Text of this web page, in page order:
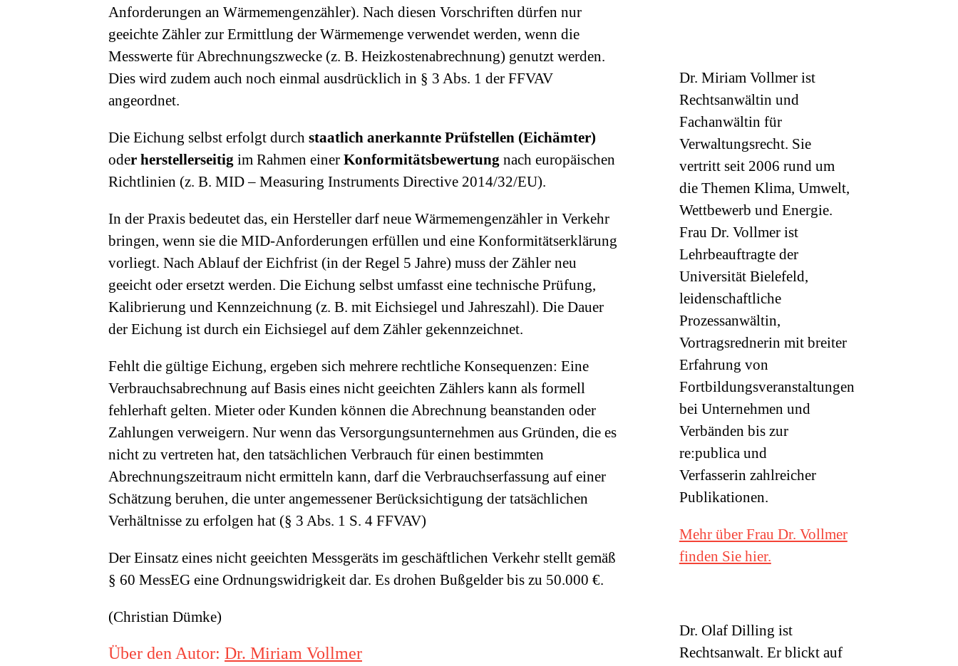
Anforderungen an Wärmemengenzähler). Nach diesen Vorschriften dürfen nur
geeichte Zähler zur Ermittlung der Wärmemenge verwendet werden, wenn die
Messwerte für Abrechnungszwecke (z. B. Heizkostenabrechnung) genutzt werden.
Dies wird zudem auch noch einmal ausdrücklich in § 3 Abs. 1 der FFVAV
angeordnet.
Die Eichung selbst erfolgt durch staatlich anerkannte Prüfstellen (Eichämter)
oder herstellerseitig im Rahmen einer Konformitätsbewertung nach europäischen
Richtlinien (z. B. MID – Measuring Instruments Directive 2014/32/EU).
In der Praxis bedeutet das, ein Hersteller darf neue Wärmemengenzähler in Verkehr
bringen, wenn sie die MID-Anforderungen erfüllen und eine Konformitätserklärung
vorliegt. Nach Ablauf der Eichfrist (in der Regel 5 Jahre) muss der Zähler neu
geeicht oder ersetzt werden. Die Eichung selbst umfasst eine technische Prüfung,
Kalibrierung und Kennzeichnung (z. B. mit Eichsiegel und Jahreszahl). Die Dauer
der Eichung ist durch ein Eichsiegel auf dem Zähler gekennzeichnet.
Fehlt die gültige Eichung, ergeben sich mehrere rechtliche Konsequenzen: Eine
Verbrauchsabrechnung auf Basis eines nicht geeichten Zählers kann als formell
fehlerhaft gelten. Mieter oder Kunden können die Abrechnung beanstanden oder
Zahlungen verweigern. Nur wenn das Versorgungsunternehmen aus Gründen, die es
nicht zu vertreten hat, den tatsächlichen Verbrauch für einen bestimmten
Abrechnungszeitraum nicht ermitteln kann, darf die Verbrauchserfassung auf einer
Schätzung beruhen, die unter angemessener Berücksichtigung der tatsächlichen
Verhältnisse zu erfolgen hat (§ 3 Abs. 1 S. 4 FFVAV)
Der Einsatz eines nicht geeichten Messgeräts im geschäftlichen Verkehr stellt gemäß
§ 60 MessEG eine Ordnungswidrigkeit dar. Es drohen Bußgelder bis zu 50.000 €.
(Christian Dümke)
Über den Autor: Dr. Miriam Vollmer
Dr. Miriam Vollmer ist
Rechtsanwältin und
Fachanwältin für
Verwaltungsrecht. Sie
vertritt seit 2006 rund um
die Themen Klima, Umwelt,
Wettbewerb und Energie.
Frau Dr. Vollmer ist
Lehrbeauftragte der
Universität Bielefeld,
leidenschaftliche
Prozessanwältin,
Vortragsrednerin mit breiter
Erfahrung von
Fortbildungsveranstaltungen
bei Unternehmen und
Verbänden bis zur
re:publica und
Verfasserin zahlreicher
Publikationen.
Mehr über Frau Dr. Vollmer
finden Sie hier.
Dr. Olaf Dilling ist
Rechtsanwalt. Er blickt auf